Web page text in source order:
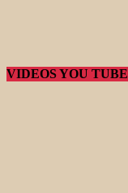
VIDEOS YOU TUBE